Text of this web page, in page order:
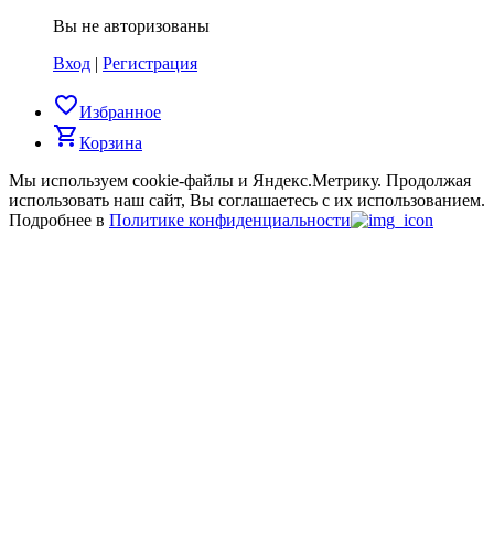
Вы не авторизованы
Вход | Регистрация
favorite_borderИзбранное
shopping_cartКорзина
Мы используем cookie-файлы и Яндекс.Метрику. Продолжая
использовать наш сайт, Вы соглашаетесь с их использованием.
Подробнее в Политике конфиденциальности